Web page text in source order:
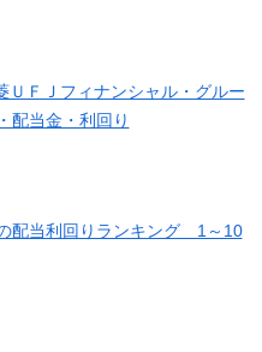
ＵＦＪフィナンシャル・グルー
配当金・利回り
配当利回りランキング 1～10